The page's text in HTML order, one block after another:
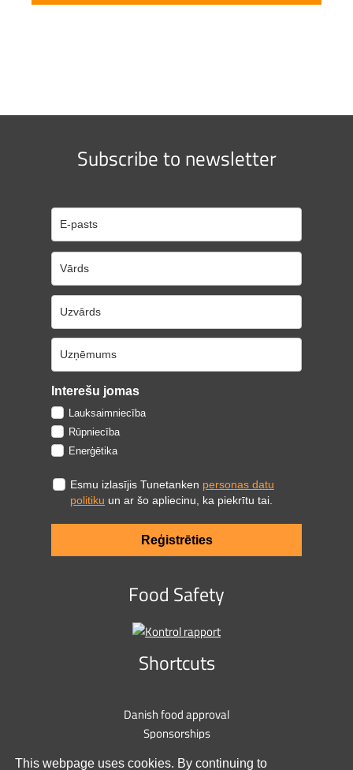
This webpage uses cookies. By continuing to
Subscribe to newsletter
Interešu jomas
Lauksaimniecība
Rūpniecība
Enerģētika
Esmu izlasījis Tunetanken personas datu
politiku un ar šo apliecinu, ka piekrītu tai.
Reģistrēties
Food Safety
Shortcuts
Danish food approval
Sponsorships